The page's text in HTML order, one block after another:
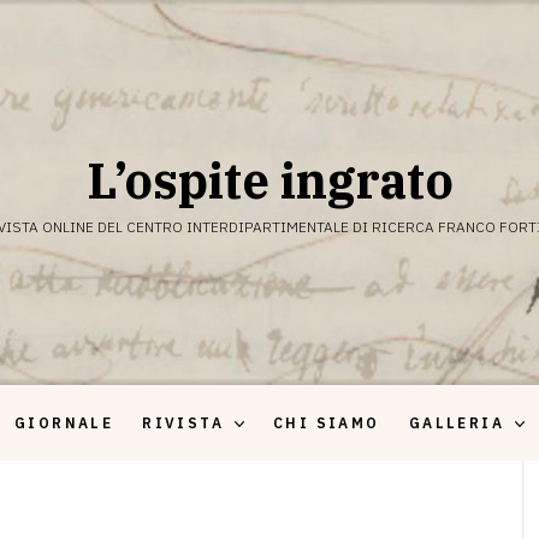
L’ospite ingrato
ONLINE DEL CENTRO INTERDIPARTIMENTALE DI RICERCA FRANCO
GIORNALE RIVISTA CHI SIAMO GALLERIA